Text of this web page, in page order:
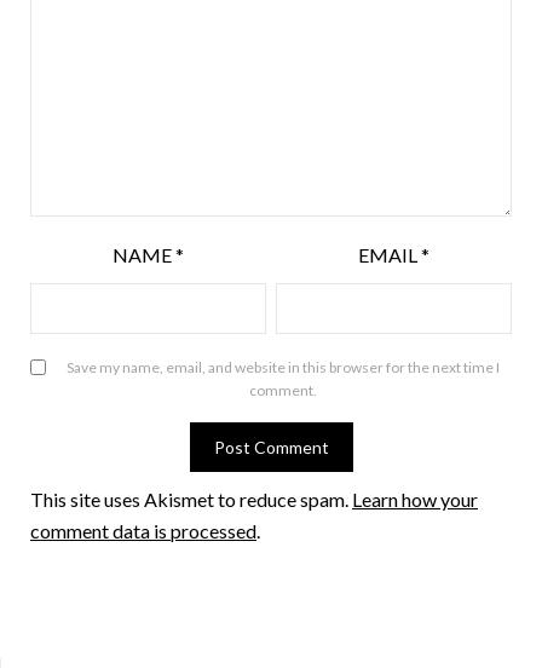
NAME* EMAIL *
Save my name, email, and website in this browser for the next time I
comment.
This site uses Akismet to reduce spam. Learn how your
comment data is processed